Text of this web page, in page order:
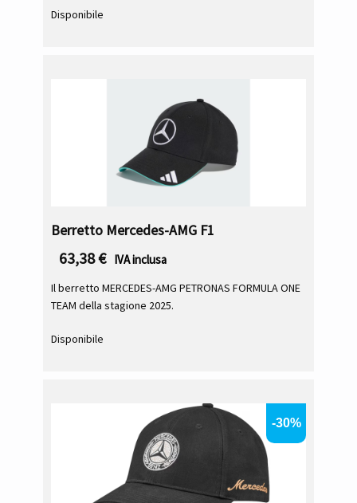
Disponibile
Berretto Mercedes-AMG F1
63,38€ IVA inclusa
Il berretto MERCEDES-AMG PETRONAS FORMULA ONE
TEAM della stagione 2025.
Disponibile
-30%